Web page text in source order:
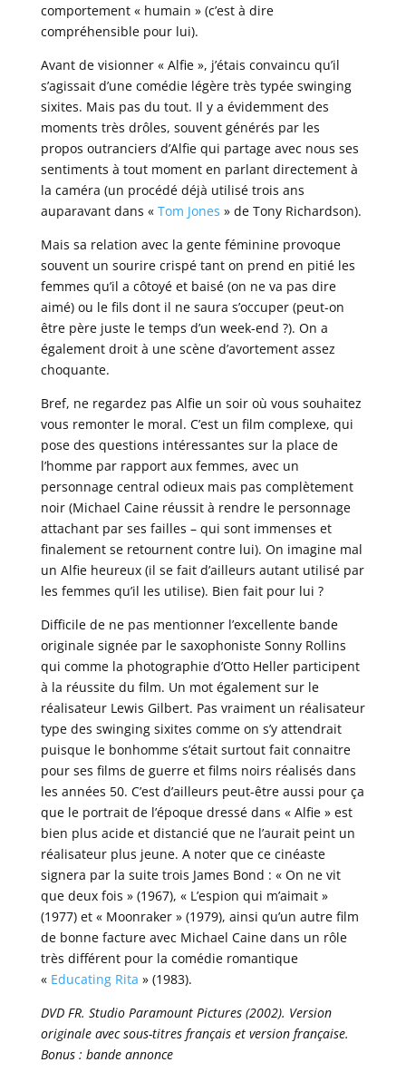
comportement « humain » (c’est à dire
compréhensible pour lui).
Avant de visionner « Alfie », j’étais convaincu qu’il
s’agissait d’une comédie légère très typée swinging
sixites. Mais pas du tout. Il y a évidemment des
moments très drôles, souvent générés par les
propos outranciers d’Alfie qui partage avec nous ses
sentiments à tout moment en parlant directement à
la caméra (un procédé déjà utilisé trois ans
auparavant dans « Tom Jones » de Tony Richardson).
Mais sa relation avec la gente féminine provoque
souvent un sourire crispé tant on prend en pitié les
femmes qu’il a côtoyé et baisé (on ne va pas dire
aimé) ou le fils dont il ne saura s’occuper (peut-on
être père juste le temps d’un week-end ?). On a
également droit à une scène d’avortement assez
choquante.
Bref, ne regardez pas Alfie un soir où vous souhaitez
vous remonter le moral. C’est un film complexe, qui
pose des questions intéressantes sur la place de
l’homme par rapport aux femmes, avec un
personnage central odieux mais pas complètement
noir (Michael Caine réussit à rendre le personnage
attachant par ses failles – qui sont immenses et
finalement se retournent contre lui). On imagine mal
un Alfie heureux (il se fait d’ailleurs autant utilisé par
les femmes qu’il les utilise). Bien fait pour lui ?
Difficile de ne pas mentionner l’excellente bande
originale signée par le saxophoniste Sonny Rollins
qui comme la photographie d’Otto Heller participent
à la réussite du film. Un mot également sur le
réalisateur Lewis Gilbert. Pas vraiment un réalisateur
type des swinging sixites comme on s’y attendrait
puisque le bonhomme s’était surtout fait connaitre
pour ses films de guerre et films noirs réalisés dans
les années 50. C’est d’ailleurs peut-être aussi pour ça
que le portrait de l’époque dressé dans « Alfie » est
bien plus acide et distancié que ne l’aurait peint un
réalisateur plus jeune. A noter que ce cinéaste
signera par la suite trois James Bond : « On ne vit
que deux fois » (1967), « L’espion qui m’aimait »
(1977) et « Moonraker » (1979), ainsi qu’un autre film
de bonne facture avec Michael Caine dans un rôle
très différent pour la comédie romantique
« Educating Rita » (1983).
DVD FR. Studio Paramount Pictures (2002). Version
originale avec sous-titres français et version française.
Bonus : bande annonce